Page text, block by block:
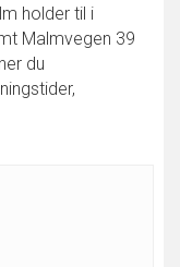
holder til i
Malmvegen 39
du